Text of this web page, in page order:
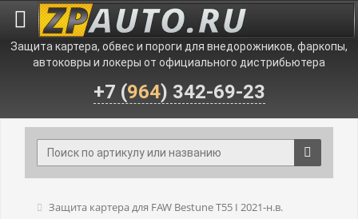
Защита картера, обвес и пороги для внедорожников, фаркопы,
автоковры и локеры от официального дистрибьютера
+7 (964) 342-69-23
Защита картера для FAW Bestune T55 I 2021-н.в.